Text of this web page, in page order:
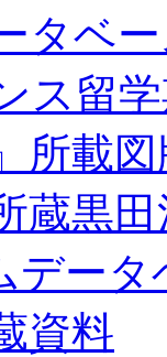
タベ
ス留
所載
蔵黒
データ
資料